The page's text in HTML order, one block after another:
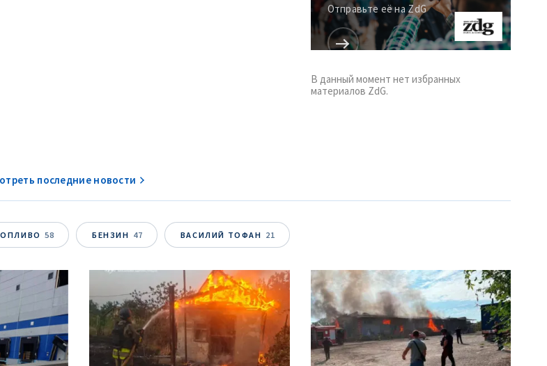
Отправьте её на ZdG
В данный момент нет избранных
материалов ZdG.
последние новости
58 БЕНЗИН 47 ВАСИЛИЙ ТОФАН 21
КОНТАКТНЫЙ ИСТОЧНИК